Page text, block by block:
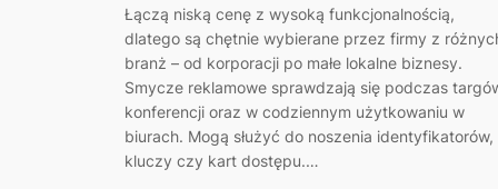
Łączą niską cenę z wysoką funkcjonalnością,
dlatego są chętnie wybierane przez firmy z
branż – od korporacji po małe lokalne biznesy.
Smycze reklamowe sprawdzają się podczas
konferencji oraz w codziennym użytkowaniu w
biurach. Mogą służyć do noszenia identyfikatorów,
kluczy czy kart dostępu.…